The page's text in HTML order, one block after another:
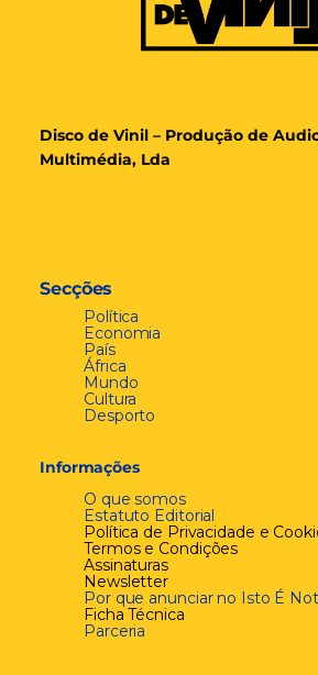
Disco de Vinil – Produção de
Multimédia, Lda
Secções
Política
Economia
País
África
Mundo
Cultura
Desporto
Informações
O que somos
Estatuto Editorial
Política de Privacidade e
Termos e Condições
Assinaturas
Newsletter
Por que anunciar no Isto É
Ficha Técnica
Parceria